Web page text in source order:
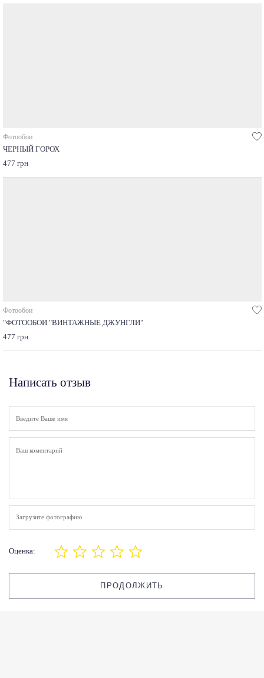
Фотообои
ЧЕРНЫЙ ГОРОХ
477 грн
Фотообои
"ФОТООБОИ "ВИНТАЖНЫЕ ДЖУНГЛИ"
477 грн
Написать отзыв
Загрузите фотографию
Оценка:
ПРОДОЛЖИТЬ